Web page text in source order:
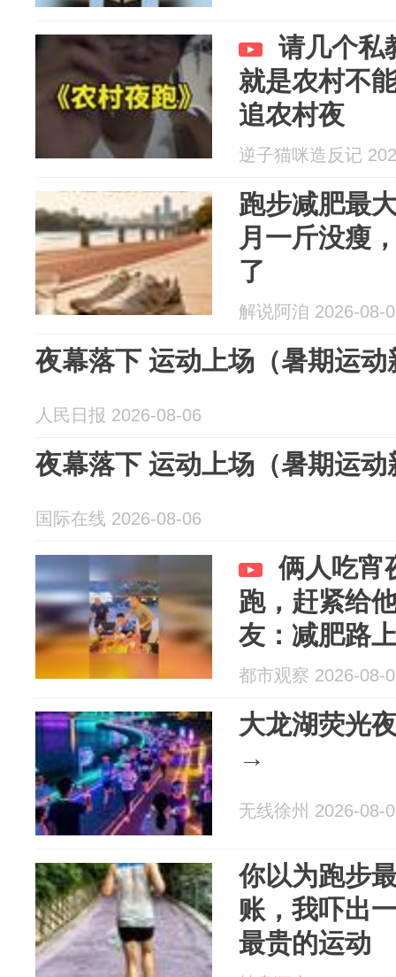
请几个私
就是农村不
追农村夜
逆子猫咪造反记
跑步减肥最
月一斤没瘦
了
解说阿洎 2026-08-
夜幕落下 运动上场（暑期运动
人民日报 2026-08-06
夜幕落下 运动上场（暑期运动
国际在线 2026-08-06
俩人吃宵
跑，赶紧给
友：减肥路
块
都市观察 2026-08-
大龙湖荧光
→
无线徐州 2026-08-
你以为跑步
账，我吓出
最贵的运动